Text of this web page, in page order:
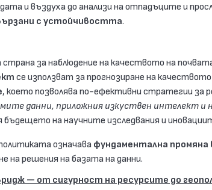
и въздуха до анализи на отпадъците и
с устойчивостта.
за наблюдение на качеството на
се използват за прогнозиране на
, което позволява по-ефективни стратегии за
данни, приложния изкуствен интелект и
на научните изследвания и
означава фундаментална промяна
на решения на базата на данни.
— от сигурност на ресурсите до